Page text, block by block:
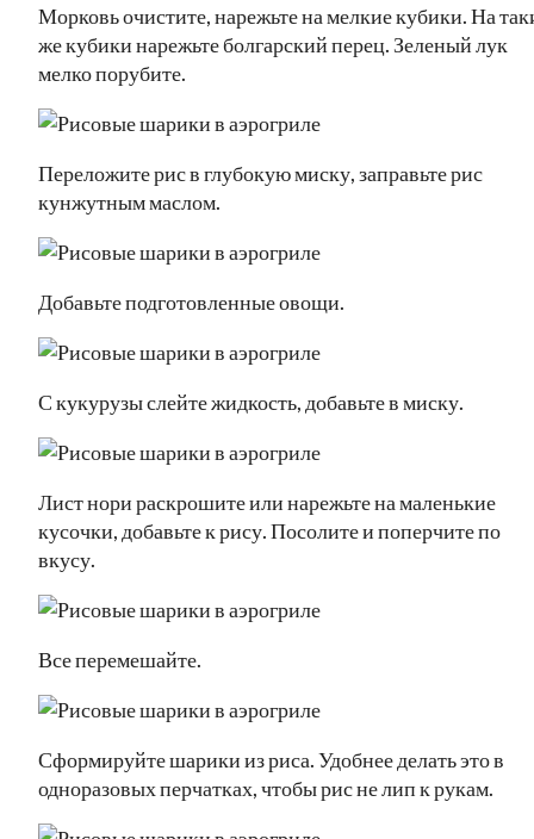
Морковь очистите, нарежьте на мелкие кубики. На
же кубики нарежьте болгарский перец. Зеленый лук
мелко порубите.
Переложите рис в глубокую миску, заправьте рис
кунжутным маслом.
Добавьте подготовленные овощи.
С кукурузы слейте жидкость, добавьте в миску.
Лист нори раскрошите или нарежьте на маленькие
кусочки, добавьте к рису. Посолите и поперчите по
вкусу.
Все перемешайте.
Сформируйте шарики из риса. Удобнее делать это в
одноразовых перчатках, чтобы рис не лип к рукам.